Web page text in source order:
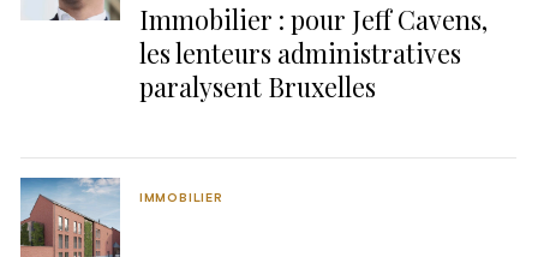
Immobilier : pour Jeff Cavens,
les lenteurs administratives
paralysent Bruxelles
IMMOBILIER